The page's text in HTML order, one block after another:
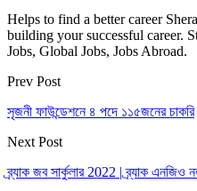
Helps to find a better career
building your successful career.
Jobs, Global Jobs, Jobs Abroad.
Prev Post
সৃজনী ফাউন্ডেশনে ৪ পদে ১১৫জনের চাকরি
Next Post
ব্র্যাক জব সার্কুলার 2022 | ব্র্যাক এনজিও